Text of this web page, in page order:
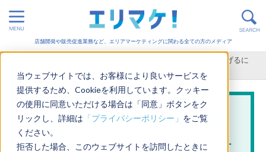
当ウェブサイトでは、お客様により良いサービスを
提供するため、Cookieを利用しています。クッキー
の使用に同意いただける場合は「同意」ボタンをク
リックし、詳細は 「プライバシーポリシー」 をご覧
ください。
拒否した場合、このウェブサイトを訪問したときに
店舗開発や販売促進業務など、エリアマーケティングに関わる全ての方のメディア
スーパーの来店頻度を上げるに
は？効果的な方法やデータ分析を解説